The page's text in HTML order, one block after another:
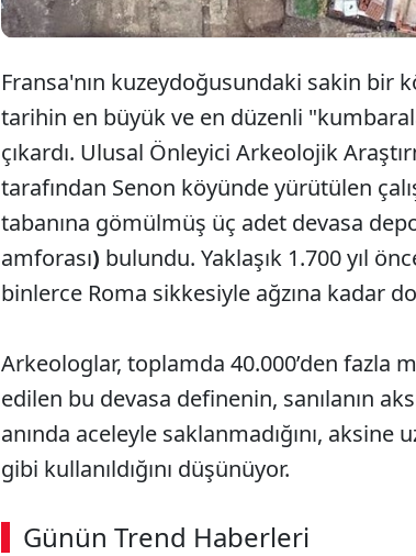
Fransa'nın kuzeydoğusundaki sakin bir
tarihin en büyük ve en düzenli
çıkardı. Ulusal Önleyici Arkeolojik
tarafından Senon köyünde yürütülen
tabanına gömülmüş üç adet devasa
amforası) bulundu. Yaklaşık 1.700 yıl
binlerce Roma sikkesiyle ağzına kadar
Arkeologlar, toplamda 40.000’den fazla
edilen bu devasa definenin, sanılanın
anında aceleyle saklanmadığını,
gibi kullanıldığını düşünüyor.
Günün Trend Haberleri